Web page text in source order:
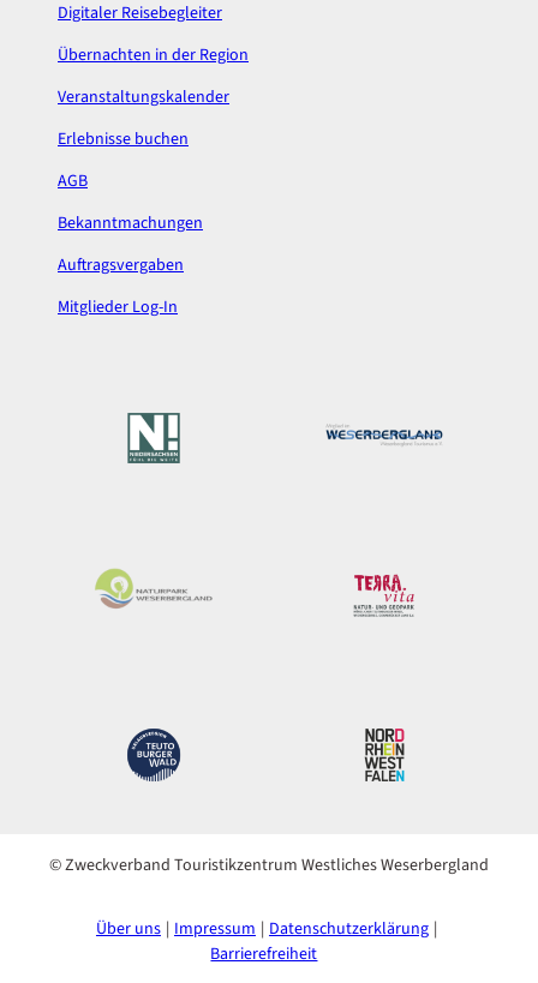
Digitaler Reisebegleiter
Übernachten in der Region
Veranstaltungskalender
Erlebnisse buchen
AGB
Bekanntmachungen
Auftragsvergaben
Mitglieder Log-In
© Zweckverband Touristikzentrum Westliches Weserbergland
Über uns Impressum Datenschutzerklärung
Barrierefreiheit